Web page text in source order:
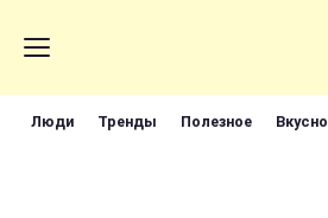
Люди Тренды Полезное Вкусно